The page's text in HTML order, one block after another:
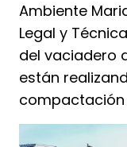
Ambiente
Legal y
del vaciadero
están
compactación